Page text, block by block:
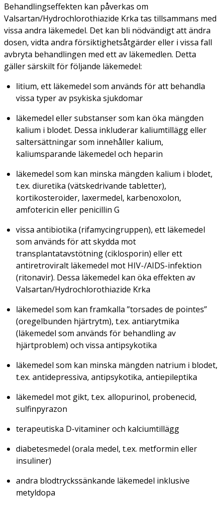
Behandlingseffekten kan påverkas om
Valsartan/Hydrochlorothiazide Krka tas tillsammans med
vissa andra läkemedel. Det kan bli nödvändigt att ändra
dosen, vidta andra försiktighetsåtgärder eller i vissa fall
avbryta behandlingen med ett av läkemedlen. Detta
gäller särskilt för följande läkemedel:
litium, ett läkemedel som används för att behandla
vissa typer av psykiska sjukdomar
läkemedel eller substanser som kan öka mängden
kalium i blodet. Dessa inkluderar kaliumtillägg eller
saltersättningar som innehåller kalium,
kaliumsparande läkemedel och heparin
läkemedel som kan minska mängden kalium i blodet,
t.ex. diuretika (vätskedrivande tabletter),
kortikosteroider, laxermedel, karbenoxolon,
amfotericin eller penicillin G
vissa antibiotika (rifamycingruppen), ett läkemedel
som används för att skydda mot
transplantatavstötning (ciklosporin) eller ett
antiretroviralt läkemedel mot HIV-/AIDS-infektion
(ritonavir). Dessa läkemedel kan öka effekten av
Valsartan/Hydrochlorothiazide Krka
läkemedel som kan framkalla ”torsades de pointes”
(oregelbunden hjärtrytm), t.ex. antiarytmika
(läkemedel som används för behandling av
hjärtproblem) och vissa antipsykotika
läkemedel som kan minska mängden natrium i blodet,
t.ex. antidepressiva, antipsykotika, antiepileptika
läkemedel mot gikt, t.ex. allopurinol, probenecid,
sulfinpyrazon
terapeutiska D-vitaminer och kalciumtillägg
diabetesmedel (orala medel, t.ex. metformin eller
insuliner)
andra blodtryckssänkande läkemedel inklusive
metyldopa